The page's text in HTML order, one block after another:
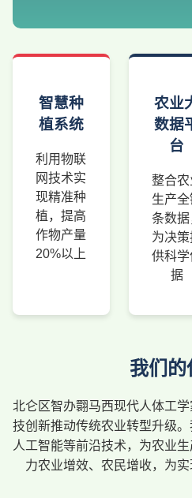
智慧种
植系统
利用物联
网技术实
现精准种
植，提高
作物产量
20%以上
农业
数据
台
整合农
生产
条数据
为决策
供科学
据
我们的
北仑区智办翾马西现代人体工
技创新推动传统农业转型升级。
人工智能等前沿技术，为农业
力农业增效、农民增收，为实